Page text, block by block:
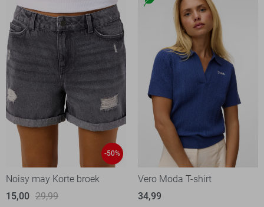
-50%
Noisy may Korte broek
15,00 29,99
Vero Moda T-shirt
34,99